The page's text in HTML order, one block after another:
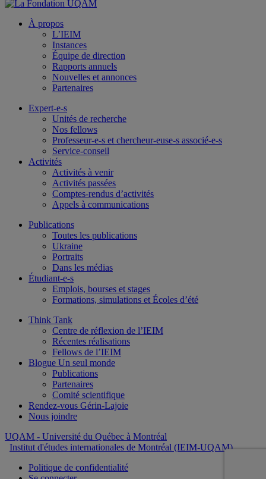
À propos
L’IEIM
Instances
Équipe de direction
Rapports annuels
Nouvelles et annonces
Partenaires
Expert-e-s
Unités de recherche
Nos fellows
Professeur-e-s et chercheur-euse-s associé-e-s
Service-conseil
Activités
Activités à venir
Activités passées
Comptes-rendus d’activités
Appels à communications
Publications
Toutes les publications
Ukraine
Portraits
Dans les médias
Étudiant-e-s
Emplois, bourses et stages
Formations, simulations et Écoles d’été
Think Tank
Centre de réflexion de l’IEIM
Récentes réalisations
Fellows de l’IEIM
Blogue Un seul monde
Publications
Partenaires
Comité scientifique
Rendez-vous Gérin-Lajoie
Nous joindre
UQAM - Université du Québec à Montréal
Institut d'études internationales de Montréal (IEIM-UQAM)
Politique de confidentialité